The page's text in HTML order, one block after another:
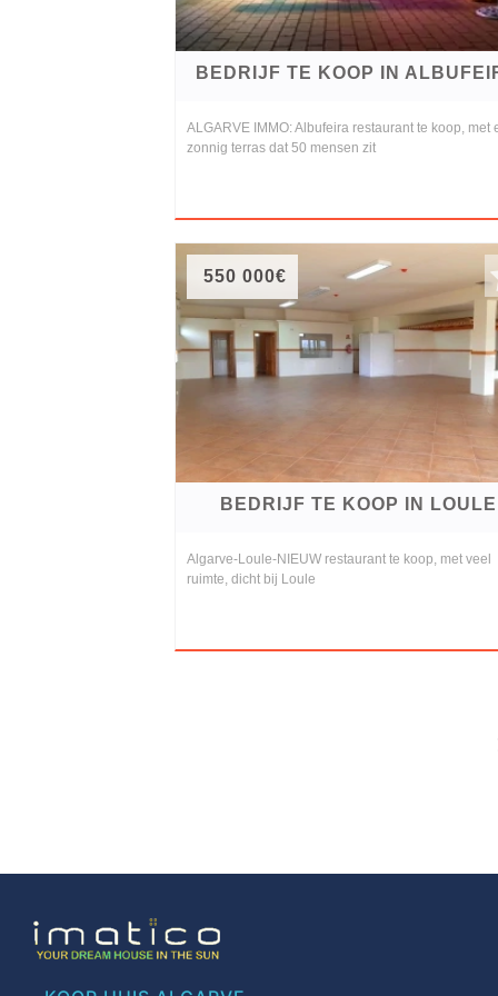
BEDRIJF TE KOOP IN
ALGARVE IMMO: Albufeira restaurant te koop, met
zonnig terras dat 50 mensen zit
550 000€
BEDRIJF TE KOOP IN LOULE
Algarve-Loule-NIEUW restaurant te koop, met veel
ruimte, dicht bij Loule